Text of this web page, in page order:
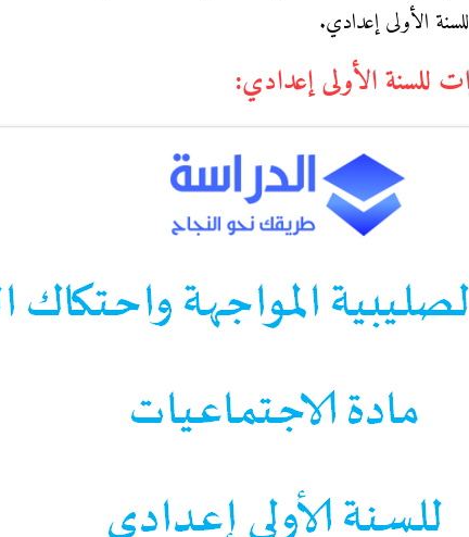
الأولى إعدادي.
للسنة الأولى إعدادي: